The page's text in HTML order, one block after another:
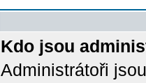
Kdo jsou
Administrátoři